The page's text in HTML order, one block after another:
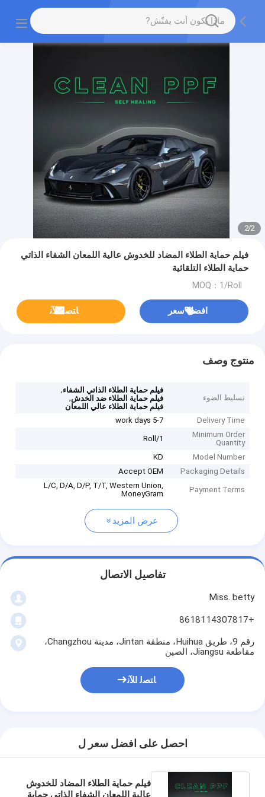
2
/
2
فيلم حماية الطلاء المضاد للخدوش عالية اللمعان الشفاء الذاتي
حماية الطلاء التلقائية
MOQ：1/Roll
افضل سعر ﺎﺘﺼﻟ ﺍﻶﻧ
منتوج وصف
تسليط الضوء
فيلم حماية الطلاء الذاتي الشفاء,
فيلم حماية الطلاء ضد الخدش,
فيلم حماية الطلاء عالي اللمعان
Delivery Time
5-7 work days
Minimum Order
Quantity
1/Roll
Model Number
KD
Packaging Details
Accept OEM
Payment Terms
L/C, D/A, D/P, T/T, Western Union,
MoneyGram
عرض المزيد
تفاصيل الاتصال
Miss. betty
+8618114307817
رقم 9، طريق Huihua، منطقة Jintan، مدينة Changzhou،
مقاطعة Jiangsu، الصين
ﺎﺘﺼﻟ ﺍﻶﻧ
احصل على افضل سعر ل
فيلم حماية الطلاء المضاد للخدوش
عالية اللمعان الشفاء الذاتي حماية